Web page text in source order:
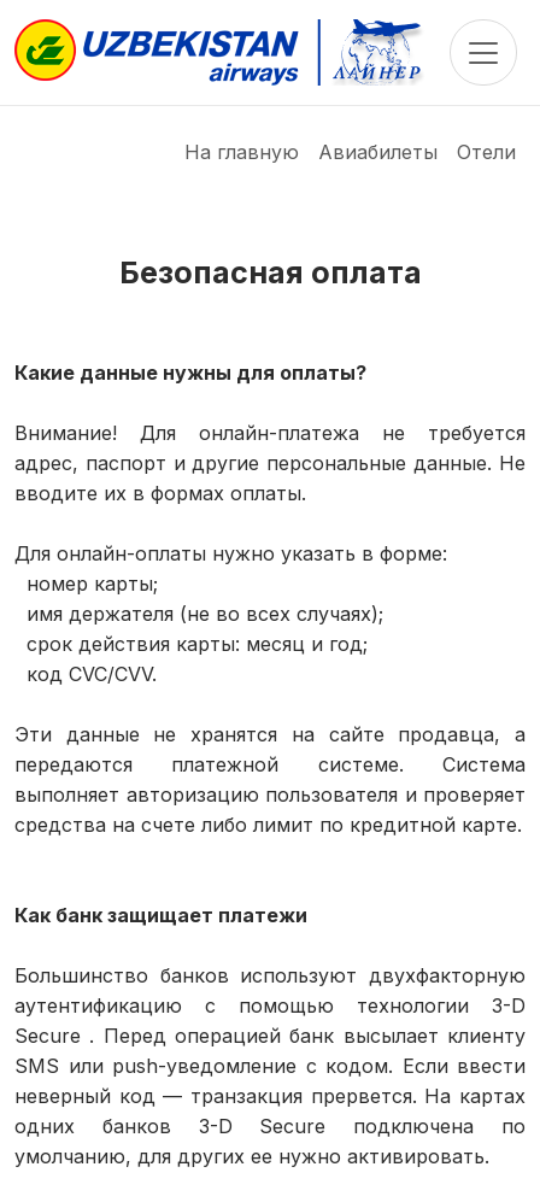
На главную Авиабилеты Отели
Безопасная оплата
Какие данные нужны для оплаты?
Внимание! Для онлайн-платежа не требуется
адрес, паспорт и другие персональные данные. Не
вводите их в формах оплаты.
Для онлайн-оплаты нужно указать в форме:
номер карты;
имя держателя (не во всех случаях);
срок действия карты: месяц и год;
код CVC/CVV.
Эти данные не хранятся на сайте продавца, а
передаются платежной системе. Система
выполняет авторизацию пользователя и проверяет
средства на счете либо лимит по кредитной карте.
Как банк защищает платежи
Большинство банков используют двухфакторную
аутентификацию с помощью технологии 3-D
Secure . Перед операцией банк высылает клиенту
SMS или push-уведомление с кодом. Если ввести
неверный код — транзакция прервется. На картах
одних банков 3-D Secure подключена по
умолчанию, для других ее нужно активировать.